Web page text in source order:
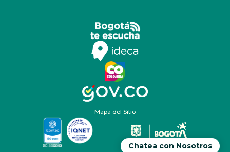
Chatea con Nosotros
Mapa del Sitio